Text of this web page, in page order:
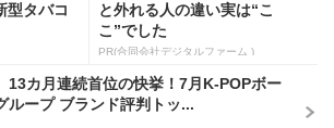
型タバコ
と外れる人の違い実は“こ
こ”でした
PR(合同会社デジタルファーム )
13カ月連続首位の快挙！7月K-POPボー
ループ ブランド評判トッ...